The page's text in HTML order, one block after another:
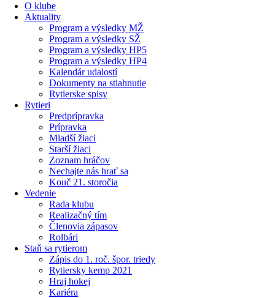
O klube
Aktuality
Program a výsledky MŽ
Program a výsledky SŽ
Program a výsledky HP5
Program a výsledky HP4
Kalendár udalostí
Dokumenty na stiahnutie
Rytierske spisy
Rytieri
Predprípravka
Prípravka
Mladší žiaci
Starší žiaci
Zoznam hráčov
Nechajte nás hrať sa
Kouč 21. storočia
Vedenie
Rada klubu
Realizačný tím
Členovia zápasov
Rolbári
Staň sa rytierom
Zápis do 1. roč. špor. triedy
Rytiersky kemp 2021
Hraj hokej
Kariéra